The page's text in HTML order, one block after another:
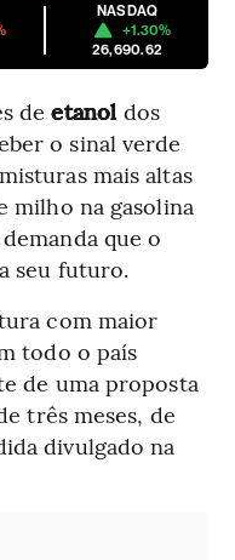
NASDAQ
+1.30%
26,690.62
deetanol dos
o sinal verde
mais altas
milho na gasolina
que o
seu futuro.
com maior
todo o país
de uma proposta
três meses, de
divulgado na